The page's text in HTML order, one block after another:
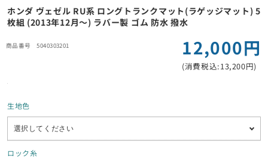
ホンダ ヴェゼル RU系 ロングトランクマット(ラゲッジマット) 5
枚組 (2013年12月～) ラバー製 ゴム 防水 撥水
5040303201 12,000円
(消費税込:13,200円)
生地色
ロック糸